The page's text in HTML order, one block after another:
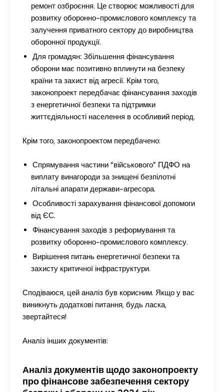
ремонт озброєння. Це створює можливості для
розвитку оборонно-промислового комплексу та
залучення приватного сектору до виробництва
оборонної продукції.
Для громадян: Збільшення фінансування
оборони має позитивно вплинути на безпеку
країни та захист від агресії. Крім того,
законопроект передбачає фінансування заходів
з енергетичної безпеки та підтримки
життєдіяльності населення в особливий період.
Крім того, законопроектом передбачено:
Спрямування частини “військового” ПДФО на
виплату винагороди за знищені безпілотні
літальні апарати держави-агресора.
Особливості зарахування фінансової допомоги
від ЄС.
Фінансування заходів з реформування та
розвитку оборонно-промислового комплексу.
Вирішення питань енергетичної безпеки та
захисту критичної інфраструктури.
Сподіваюся, цей аналіз був корисним. Якщо у вас
виникнуть додаткові питання, будь ласка,
звертайтеся!
Аналіз інших документів:
Аналіз документів щодо законопроекту
про фінансове забезпечення сектору